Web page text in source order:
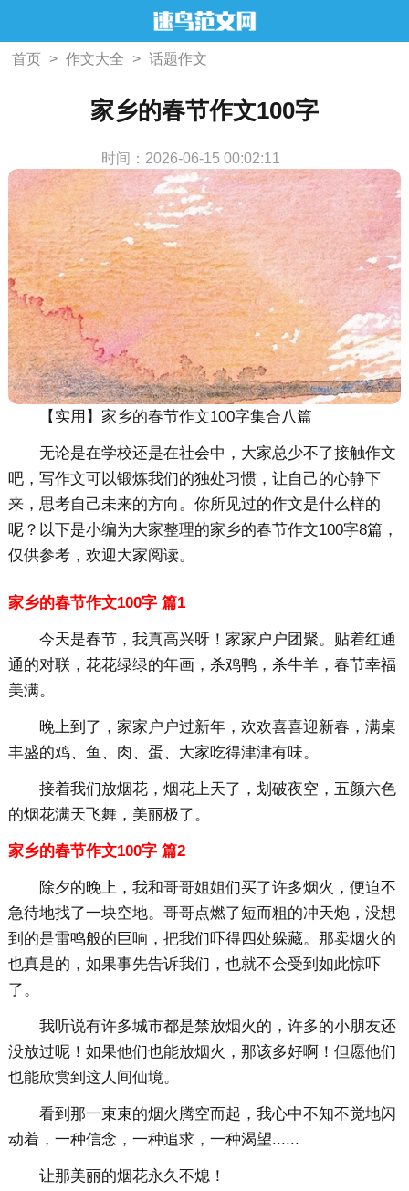
首页 > 作文大全 > 话题作文
家乡的春节作文100字
时间：2026-06-15 00:02:11
【实用】家乡的春节作文100字集合八篇
无论是在学校还是在社会中，大家总少不了接触作文
吧，写作文可以锻炼我们的独处习惯，让自己的心静下
来，思考自己未来的方向。你所见过的作文是什么样的
呢？以下是小编为大家整理的家乡的春节作文100字8篇，
仅供参考，欢迎大家阅读。
家乡的春节作文100字 篇1
今天是春节，我真高兴呀！家家户户团聚。贴着红通
通的对联，花花绿绿的年画，杀鸡鸭，杀牛羊，春节幸福
美满。
晚上到了，家家户户过新年，欢欢喜喜迎新春，满桌
丰盛的鸡、鱼、肉、蛋、大家吃得津津有味。
接着我们放烟花，烟花上天了，划破夜空，五颜六色
的烟花满天飞舞，美丽极了。
家乡的春节作文100字 篇2
除夕的晚上，我和哥哥姐姐们买了许多烟火，便迫不
急待地找了一块空地。哥哥点燃了短而粗的冲天炮，没想
到的是雷鸣般的巨响，把我们吓得四处躲藏。那卖烟火的
也真是的，如果事先告诉我们，也就不会受到如此惊吓
了。
我听说有许多城市都是禁放烟火的，许多的小朋友还
没放过呢！如果他们也能放烟火，那该多好啊！但愿他们
也能欣赏到这人间仙境。
看到那一束束的烟火腾空而起，我心中不知不觉地闪
动着，一种信念，一种追求，一种渴望......
让那美丽的烟花永久不熄！